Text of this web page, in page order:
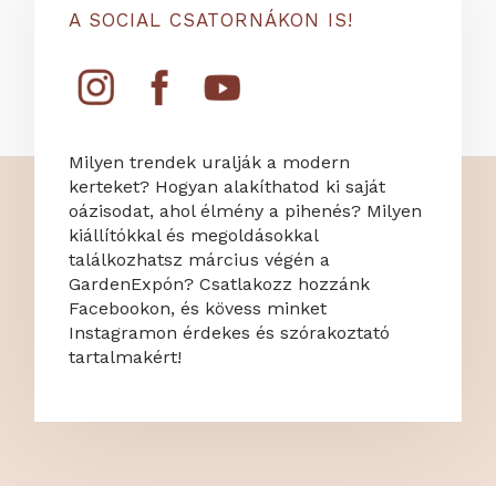
A SOCIAL CSATORNÁKON IS!
Milyen trendek uralják a modern
kerteket? Hogyan alakíthatod ki saját
oázisodat, ahol élmény a pihenés? Milyen
kiállítókkal és megoldásokkal
találkozhatsz március végén a
GardenExpón? Csatlakozz hozzánk
Facebookon, és kövess minket
Instagramon érdekes és szórakoztató
tartalmakért!